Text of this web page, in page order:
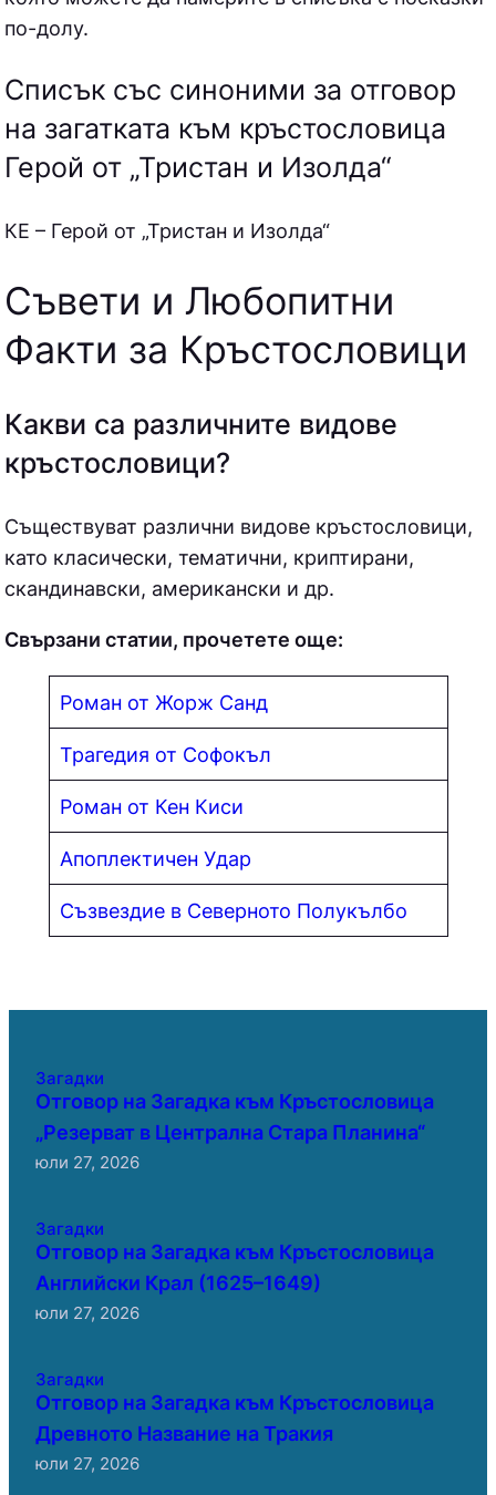
по-долу.
Списък със синоними за отговор
на загатката към кръстословица
Герой от „Тристан и Изолда“
КE – Герой от „Тристан и Изолда“
Съвети и Любопитни
Факти за Кръстословици
Какви са различните видове
кръстословици?
Съществуват различни видове кръстословици,
като класически, тематични, криптирани,
скандинавски, американски и др.
Свързани статии, прочетете още:
Роман от Жорж Санд
Трагедия от Софокъл
Роман от Кен Киси
Апоплектичен Удар
Съзвездие в Северното Полукълбо
Загадки
Отговор на Загадка към Кръстословица
„Резерват в Централна Стара Планина“
юли 27, 2026
Загадки
Отговор на Загадка към Кръстословица
Английски Крал (1625–1649)
юли 27, 2026
Загадки
Отговор на Загадка към Кръстословица
Древното Название на Тракия
юли 27, 2026